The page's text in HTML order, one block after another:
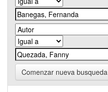
Comenzar nueva busqueda